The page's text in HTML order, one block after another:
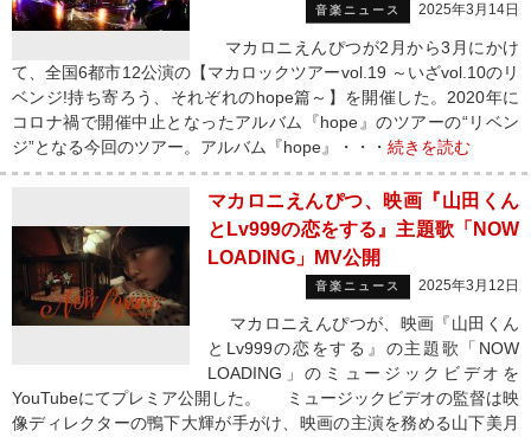
音楽ニュース 2025年3月14日
マカロニえんぴつが2月から3月にかけ
て、全国6都市12公演の【マカロックツアーvol.19 ～いざvol.10のリ
ベンジ!持ち寄ろう、それぞれのhope篇～】を開催した。2020年に
コロナ禍で開催中止となったアルバム『hope』のツアーの“リベン
ジ”となる今回のツアー。アルバム『hope』・・・ 続きを読む
マカロニえんぴつ、映画『山田くん
とLv999の恋をする』主題歌「NOW
LOADING」MV公開
音楽ニュース 2025年3月12日
マカロニえんぴつが、映画『山田くん
とLv999の恋をする』の主題歌「NOW
LOADING」のミュージックビデオを
YouTubeにてプレミア公開した。 ミュージックビデオの監督は映
像ディレクターの鴨下大輝が手がけ、映画の主演を務める山下美月